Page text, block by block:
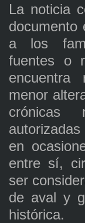
La noticia
documento
a los
fuentes o
menor
crónicas
en
entre sí,
ser
de aval y
histórica.